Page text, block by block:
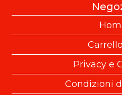
Carrello
Privacy e
Condizioni